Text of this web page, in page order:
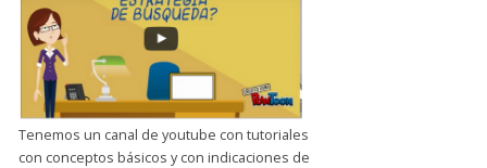
Tenemos un canal de youtube con tutoriales
con conceptos básicos y con indicaciones de